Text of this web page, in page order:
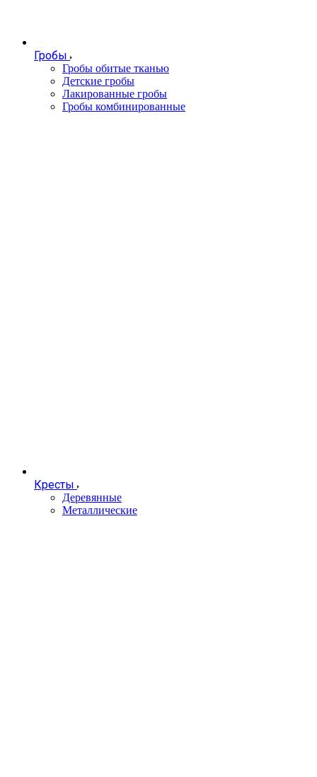
Гробы
Гробы обитые тканью
Детские гробы
Лакированные гробы
Гробы комбинированные
Кресты
Деревянные
Металлические